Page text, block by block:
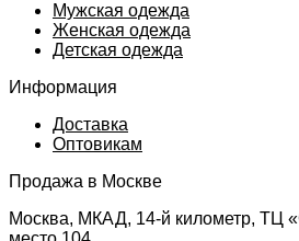
Мужская одежда
Женская одежда
Детская одежда
Информация
Доставка
Оптовикам
Продажа в Москве
Москва, МКАД, 14-й километр, ТЦ